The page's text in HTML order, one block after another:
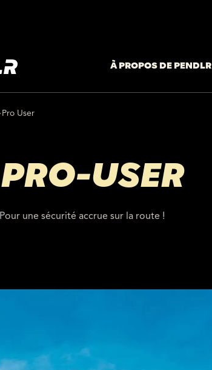
À PROPOS DE PENDLR
Pro User
PRO-USER
Pour une sécurité accrue sur la route !